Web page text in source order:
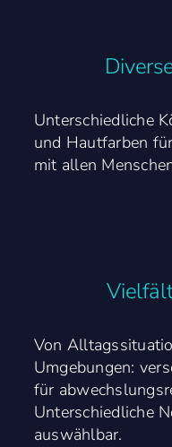
Unterschiedliche
und Hautfarben
mit allen
Von
Umgebungen:
für
Unterschiedliche
auswählbar.